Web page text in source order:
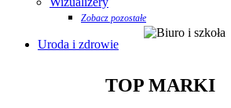
Zobacz pozostałe
Uroda i zdrowie
TOP MARKI